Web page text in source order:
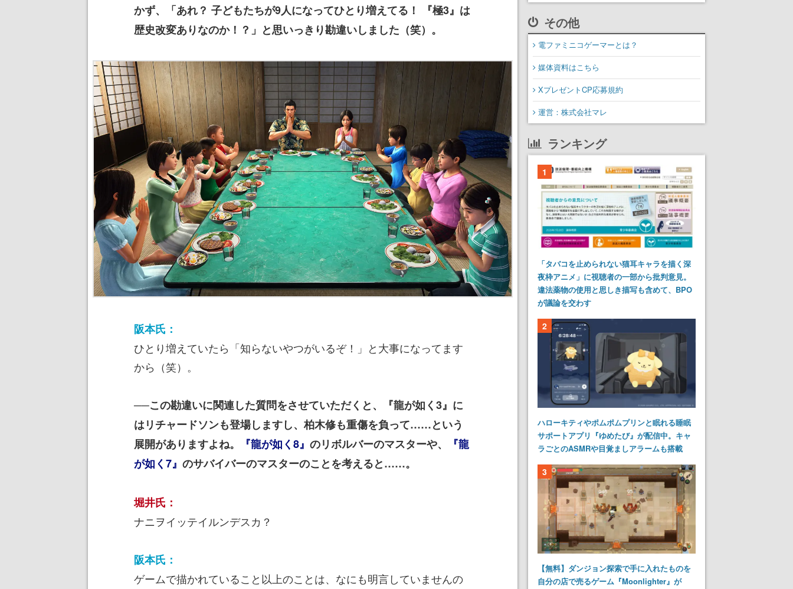
かず、「あれ？ 子どもたちが9人になってひとり増えてる！ 『極3』は
歴史改変ありなのか！？」と思いっきり勘違いしました（笑）。
阪本氏：
ひとり増えていたら「知らないやつがいるぞ！」と大事になってます
から（笑）。
──この勘違いに関連した質問をさせていただくと、『龍が如く3』に
はリチャードソンも登場しますし、柏木修も重傷を負って……という
展開がありますよね。
『龍が如く8』 のリボルバーのマスターや、
『龍
が如く7』 のサバイバーのマスターのことを考えると……。
堀井氏：
ナニヲイッテイルンデスカ？
阪本氏：
ゲームで描かれていること以上のことは、なにも明言していませんの
その他
電ファミニコゲーマーとは？
媒体資料はこちら
XプレゼントCP応募規約
運営：株式会社マレ
ランキング
1
「タバコを止められない猫耳キャラを描く深
夜枠アニメ」に視聴者の一部から批判意見。
違法薬物の使用と思しき描写も含めて、BPO
が議論を交わす
2
ハローキティやポムポムプリンと眠れる睡眠
サポートアプリ『ゆめたび』が配信中。キャ
ラごとのASMRや目覚ましアラームも搭載
3
【無料】ダンジョン探索で手に入れたものを
自分の店で売るゲーム『Moonlighter』が